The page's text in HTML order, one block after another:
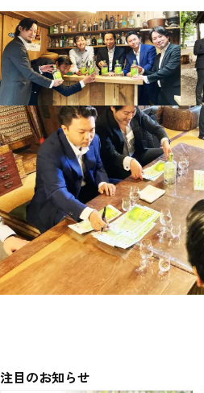
ザキ U_PLACE 川越店
Bar MATSUZAKI
蔵野蒸留所 ↗
び しゅん
お問い合わせ
注目のお知らせ